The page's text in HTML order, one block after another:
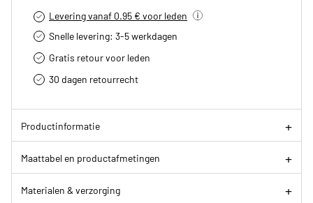
Levering vanaf 0.95 € voor leden
Snelle levering: 3-5 werkdagen
Gratis retour voor leden
30 dagen retourrecht­
Productinformatie
Maattabel en productafmetingen
Materialen & verzorging